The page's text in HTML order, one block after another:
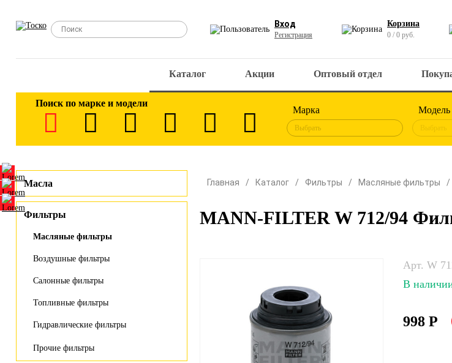
Вход
Регистрация
Корзина
0 / 0 руб.
Каталог Акции Оптовый отдел
Поиск по марке и модели
Марка
Выбрать
Модель
Выбрать
Масла
Фильтры
Масляные фильтры
Воздушные фильтры
Салонные фильтры
Топливные фильтры
Гидравлические фильтры
Прочие фильтры
Главная Каталог Фильтры Масляные фильтры
MANN-FILTER W 712/94
Арт. W
В
998 Р